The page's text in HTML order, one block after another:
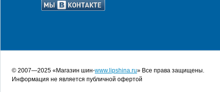
© 2007—2025 «Магазин шин-www.lipshina.ru» Все права защищены.
Информация не является публичной офертой